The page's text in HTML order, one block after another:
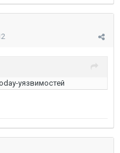
уязвимостей